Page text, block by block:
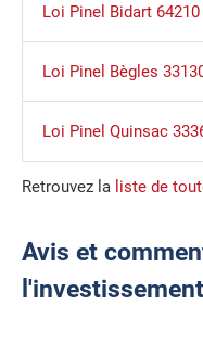
Loi Pinel Bidart 64210
Loi Pinel Bègles
Loi Pinel Quinsac
Retrouvez la liste de
Avis et